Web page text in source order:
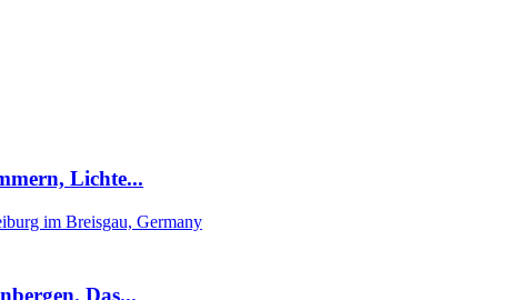
Lichte...
im Breisgau, Germany
Das...